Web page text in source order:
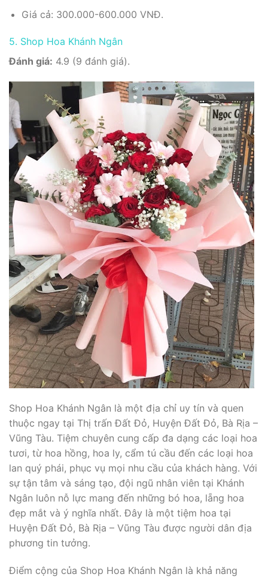
Giá cả: 300.000-600.000 VNĐ.
5. Shop Hoa Khánh Ngân
Đánh giá: 4.9 (9 đánh giá).
Shop Hoa Khánh Ngân là một địa chỉ uy tín và quen
thuộc ngay tại Thị trấn Đất Đỏ, Huyện Đất Đỏ, Bà Rịa –
Vũng Tàu. Tiệm chuyên cung cấp đa dạng các loại hoa
tươi, từ hoa hồng, hoa ly, cẩm tú cầu đến các loại hoa
lan quý phái, phục vụ mọi nhu cầu của khách hàng. Với
sự tận tâm và sáng tạo, đội ngũ nhân viên tại Khánh
Ngân luôn nỗ lực mang đến những bó hoa, lẵng hoa
đẹp mắt và ý nghĩa nhất. Đây là một tiệm hoa tại
Huyện Đất Đỏ, Bà Rịa – Vũng Tàu được người dân địa
phương tin tưởng.
Điểm cộng của Shop Hoa Khánh Ngân là khả năng